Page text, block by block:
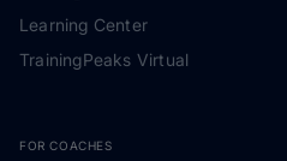
Learning Center
TrainingPeaks Virtual
FOR COACHES